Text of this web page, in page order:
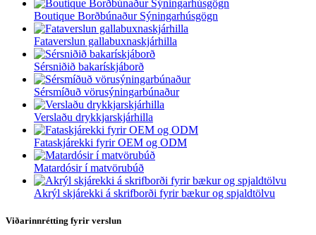
Boutique Borðbúnaður Sýningarhúsgögn
Fataverslun gallabuxnaskjárhilla
Sérsniðið bakarískjáborð
Sérsmíðuð vörusýningarbúnaður
Verslaðu drykkjarskjárhilla
Fataskjárekki fyrir OEM og ODM
Matardósir í matvörubúð
Akrýl skjárekki á skrifborði fyrir bækur og spjaldtölvu
Viðarinnrétting fyrir verslun